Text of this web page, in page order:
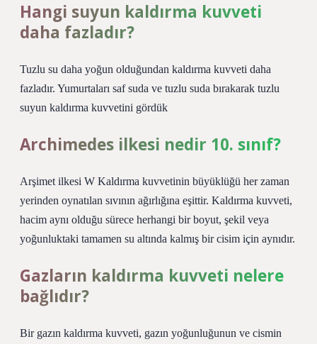
Hangi suyun kaldırma kuvveti
daha fazladır?
Tuzlu su daha yoğun olduğundan kaldırma kuvveti daha
fazladır. Yumurtaları saf suda ve tuzlu suda bırakarak tuzlu
suyun kaldırma kuvvetini gördük
Archimedes ilkesi nedir 10. sınıf?
Arşimet ilkesi W Kaldırma kuvvetinin büyüklüğü her zaman
yerinden oynatılan sıvının ağırlığına eşittir. Kaldırma kuvveti,
hacim aynı olduğu sürece herhangi bir boyut, şekil veya
yoğunluktaki tamamen su altında kalmış bir cisim için aynıdır.
Gazların kaldırma kuvveti nelere
bağlıdır?
Bir gazın kaldırma kuvveti, gazın yoğunluğunun ve cismin